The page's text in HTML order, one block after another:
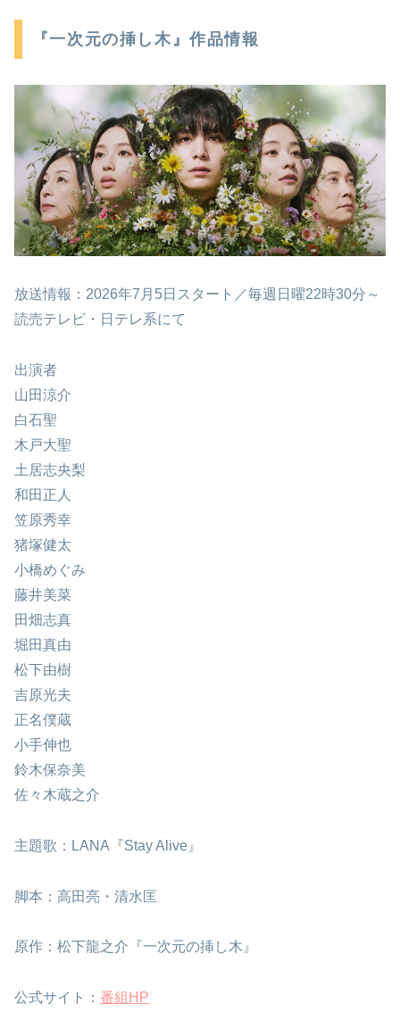
『一次元の挿し木』作品情報
放送情報：2026年7月5日スタート／毎週日曜22時30分～
読売テレビ・日テレ系にて
出演者
山田涼介
白石聖
木戸大聖
土居志央梨
和田正人
笠原秀幸
猪塚健太
小橋めぐみ
藤井美菜
田畑志真
堀田真由
松下由樹
吉原光夫
正名僕蔵
小手伸也
鈴木保奈美
佐々木蔵之介
主題歌：LANA『Stay Alive』
脚本：高田亮・清水匡
原作：松下龍之介『一次元の挿し木』
公式サイト： 番組HP